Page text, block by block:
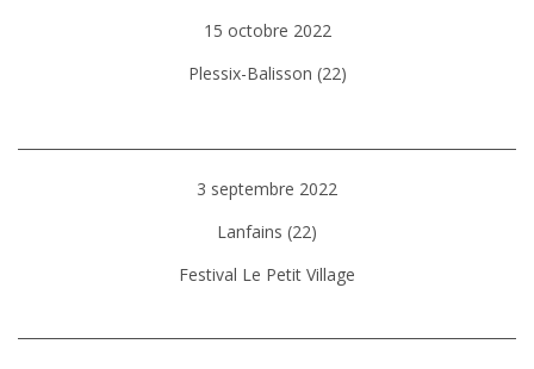
15 octobre 2022
Plessix-Balisson (22)
3 septembre 2022
Lanfains (22)
Festival Le Petit Village